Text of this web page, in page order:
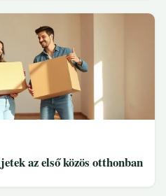
az első közös otthonban